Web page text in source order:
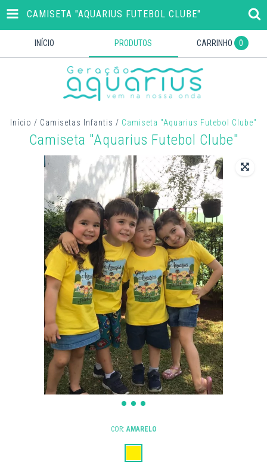
CAMISETA "AQUARIUS FUTEBOL CLUBE"
INÍCIO PRODUTOS CARRINHO 0
Início / Camisetas Infantis / Camiseta "Aquarius Futebol Clube"
Camiseta "Aquarius Futebol Clube"
COR:AMARELO